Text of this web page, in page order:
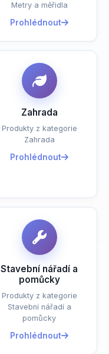
Metry a měřidla
Prohlédnout
Zahrada
Produkty z kategorie
Zahrada
Prohlédnout
Stavební nářadí a
pomůcky
Produkty z kategorie
Stavební nářadí a
pomůcky
Prohlédnout